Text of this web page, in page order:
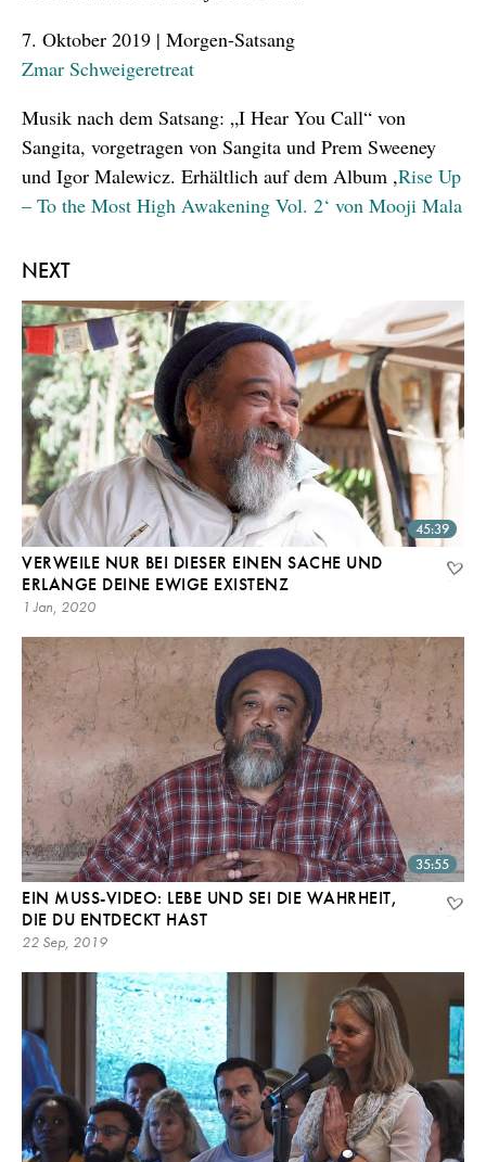
NEXT
45:39
VERWEILE NUR BEI DIESER EINEN SACHE UND
ERLANGE DEINE EWIGE EXISTENZ
1 Jan, 2020
35:55
EIN MUSS-VIDEO: LEBE UND SEI DIE WAHRHEIT,
DIE DU ENTDECKT HAST
22 Sep, 2019
7. Oktober 2019 | Morgen-Satsang
Zmar Schweigeretreat
Musik nach dem Satsang: „I Hear You Call“ von
Sangita, vorgetragen von Sangita und Prem Sweeney
und Igor Malewicz. Erhältlich auf dem Album ,Rise Up
– To the Most High Awakening Vol. 2‘ von Mooji Mala